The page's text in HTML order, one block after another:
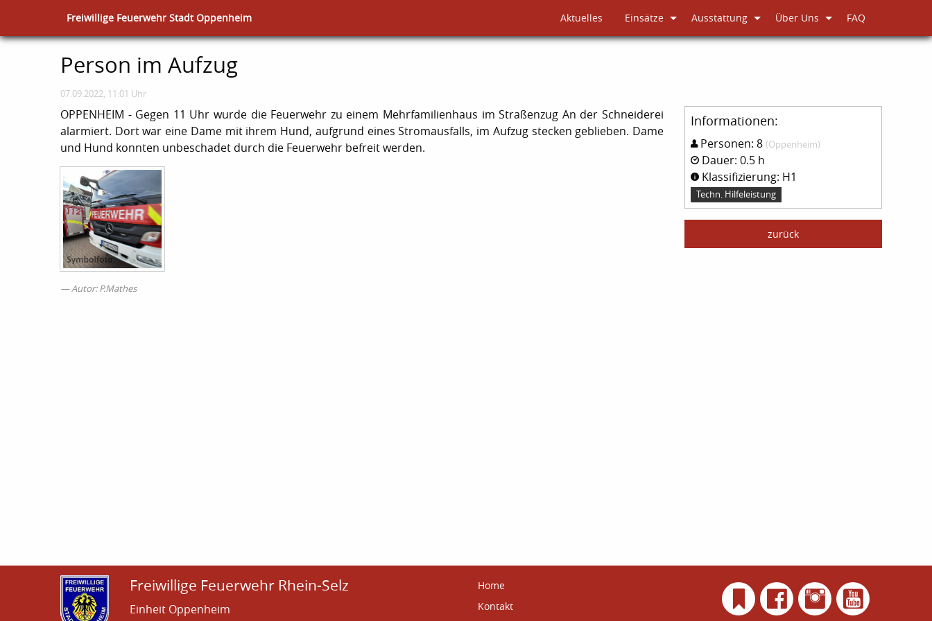
Freiwillige Feuerwehr Stadt Oppenheim Aktuelles Einsätze Ausstattung Über Uns FAQ
Person im Aufzug
07.09.2022, 11:01 Uhr
OPPENHEIM - Gegen 11 Uhr wurde die Feuerwehr zu einem Mehrfamilienhaus im Straßenzug An der Schneiderei
alarmiert. Dort war eine Dame mit ihrem Hund, aufgrund eines Stromausfalls, im Aufzug stecken geblieben. Dame
und Hund konnten unbeschadet durch die Feuerwehr befreit werden.
Autor: P.Mathes
Informationen:
Personen: 8 (Oppenheim)
Dauer: 0.5 h
Klassifizierung: H1
Techn. Hilfeleistung
zurück
Freiwillige Feuerwehr Rhein-Selz
Einheit Oppenheim
Home
Kontakt